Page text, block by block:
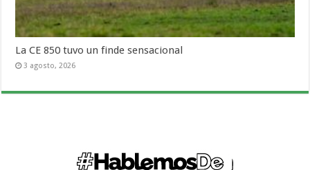
La CE 850 tuvo un finde sensacional
3 agosto, 2026